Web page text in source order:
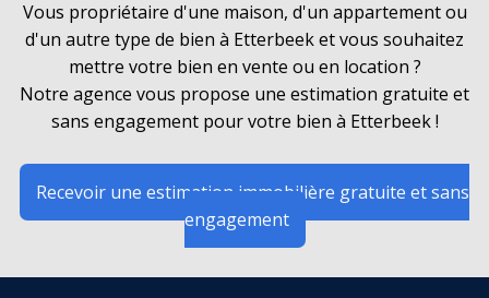
Vous propriétaire d'une maison, d'un appartement ou
d'un autre type de bien à Etterbeek et vous souhaitez
mettre votre bien en vente ou en location ?
Notre agence vous propose une estimation gratuite et
sans engagement pour votre bien à Etterbeek !
Recevoir une estimation immobilière gratuite et sans
engagement